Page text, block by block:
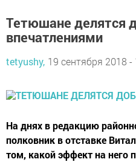
Тетюшане делятся
впечатлениями
tetyushy, 19 сентября 2018 -
На днях в редакцию
полковник в отставке
том, какой эффект на него